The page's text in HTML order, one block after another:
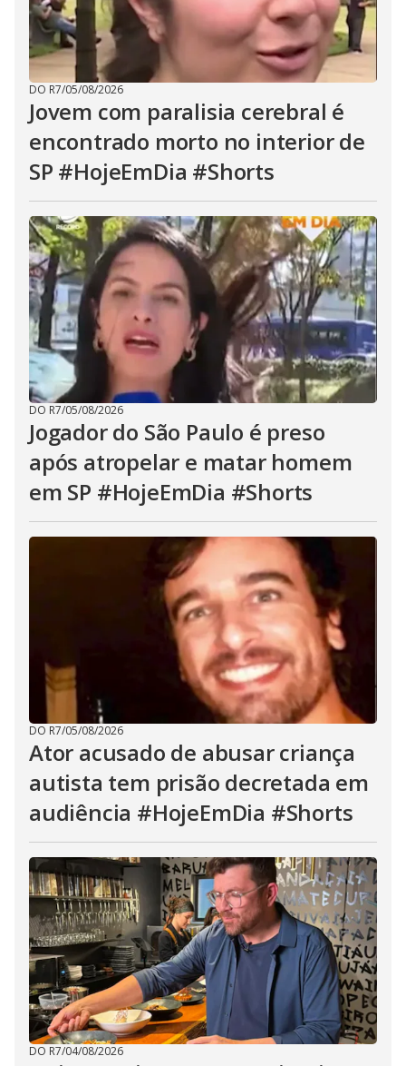
DO R7/05/08/2026
Jovem com paralisia cerebral é
encontrado morto no interior de
SP #HojeEmDia #Shorts
DO R7/05/08/2026
Jogador do São Paulo é preso
após atropelar e matar homem
em SP #HojeEmDia #Shorts
DO R7/05/08/2026
Ator acusado de abusar criança
autista tem prisão decretada em
audiência #HojeEmDia #Shorts
DO R7/04/08/2026